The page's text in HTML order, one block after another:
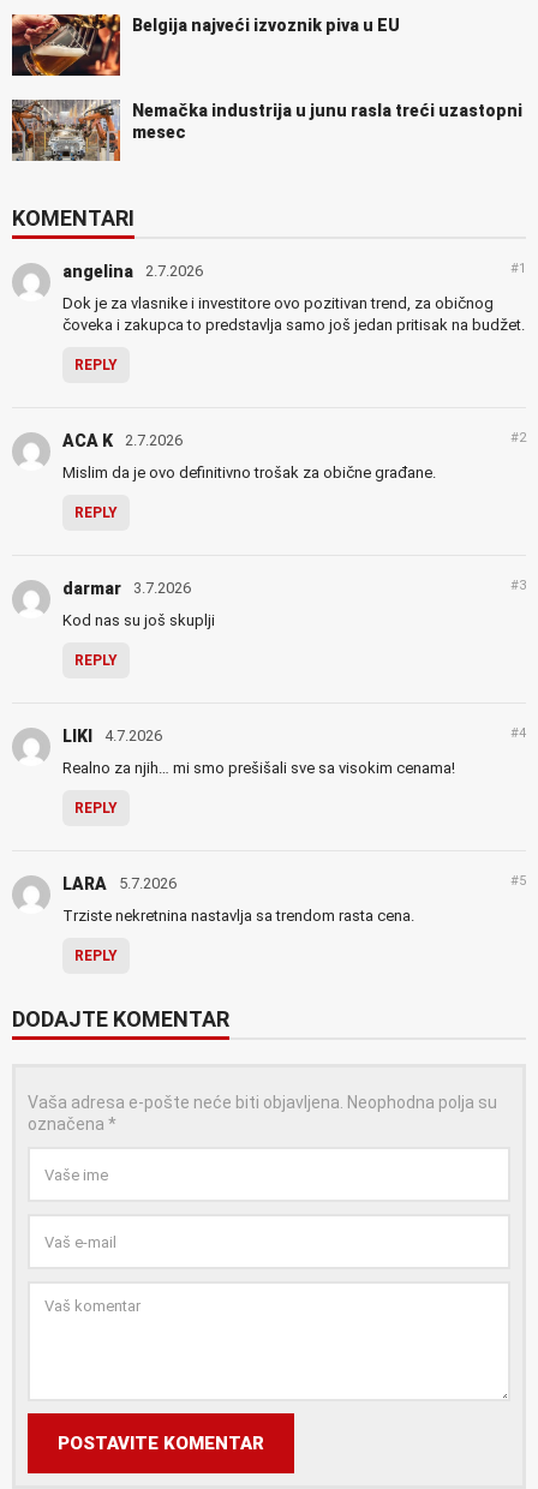
Belgija najveći izvoznik piva u EU
Nemačka industrija u junu rasla treći uzastopni
mesec
KOMENTARI
angelina 2.7.2026 #1
Dok je za vlasnike i investitore ovo pozitivan trend, za običnog
čoveka i zakupca to predstavlja samo još jedan pritisak na budžet.
REPLY
ACA K 2.7.2026 #2
Mislim da je ovo definitivno trošak za obične građane.
REPLY
darmar 3.7.2026 #3
Kod nas su još skuplji
REPLY
LIKI 4.7.2026 #4
Realno za njih… mi smo prešišali sve sa visokim cenama!
REPLY
LARA 5.7.2026 #5
Trziste nekretnina nastavlja sa trendom rasta cena.
REPLY
DODAJTE KOMENTAR
Vaša adresa e-pošte neće biti objavljena. Neophodna polja su
označena *
POSTAVITE KOMENTAR